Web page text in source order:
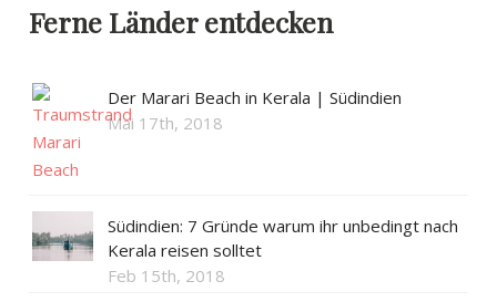
Ferne Länder entdecken
Der Marari Beach in Kerala | Südindien
Mai 17th, 2018
Südindien: 7 Gründe warum ihr unbedingt nach
Kerala reisen solltet
Feb 15th, 2018